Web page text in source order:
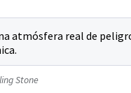
atmósfera real de
Stone